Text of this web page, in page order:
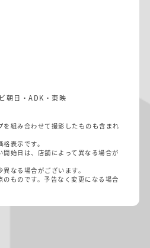
朝日・ADK・東映
組み合わせて撮影したものも含まれ
表示です。
始日は、店舗によって異なる場合が
なる場合がございます。
ものです。予告なく変更になる場合